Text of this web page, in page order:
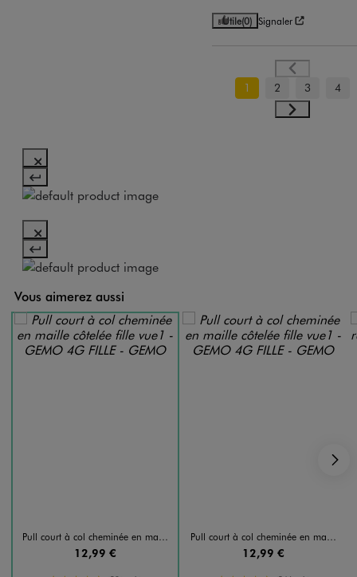
Utile(0) Signaler
1 2 3 4
Vous aimerez aussi
Pull court à col cheminée en maille côtelée fille
12,99 €
Pull court à col cheminée en maille côtelée fille
12,99 €